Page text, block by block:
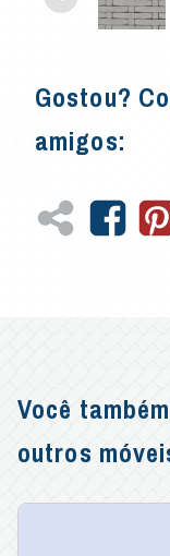
Gostou?
amigos:
Você
outros